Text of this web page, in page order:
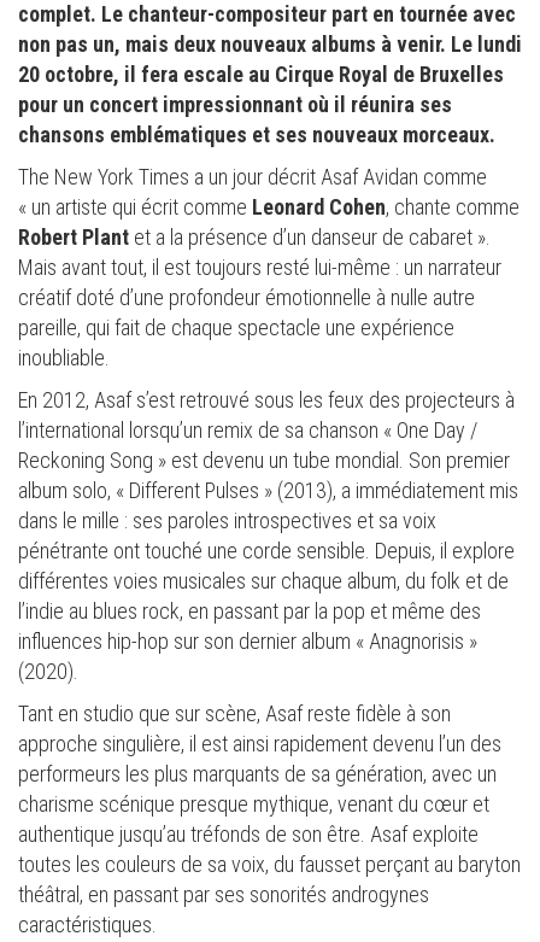
complet. Le chanteur-compositeur part en tournée avec
non pas un, mais deux nouveaux albums à venir. Le lundi
20 octobre, il fera escale au Cirque Royal de Bruxelles
pour un concert impressionnant où il réunira ses
chansons emblématiques et ses nouveaux morceaux.
The New York Times a un jour décrit Asaf Avidan comme
« un artiste qui écrit comme Leonard Cohen, chante comme
Robert Plant et a la présence d’un danseur de cabaret ».
Mais avant tout, il est toujours resté lui-même : un narrateur
créatif doté d’une profondeur émotionnelle à nulle autre
pareille, qui fait de chaque spectacle une expérience
inoubliable.
En 2012, Asaf s’est retrouvé sous les feux des projecteurs à
l’international lorsqu’un remix de sa chanson « One Day /
Reckoning Song » est devenu un tube mondial. Son premier
album solo, « Different Pulses » (2013), a immédiatement mis
dans le mille : ses paroles introspectives et sa voix
pénétrante ont touché une corde sensible. Depuis, il explore
différentes voies musicales sur chaque album, du folk et de
l’indie au blues rock, en passant par la pop et même des
influences hip-hop sur son dernier album « Anagnorisis »
(2020).
Tant en studio que sur scène, Asaf reste fidèle à son
approche singulière, il est ainsi rapidement devenu l’un des
performeurs les plus marquants de sa génération, avec un
charisme scénique presque mythique, venant du cœur et
authentique jusqu’au tréfonds de son être. Asaf exploite
toutes les couleurs de sa voix, du fausset perçant au baryton
théâtral, en passant par ses sonorités androgynes
caractéristiques.